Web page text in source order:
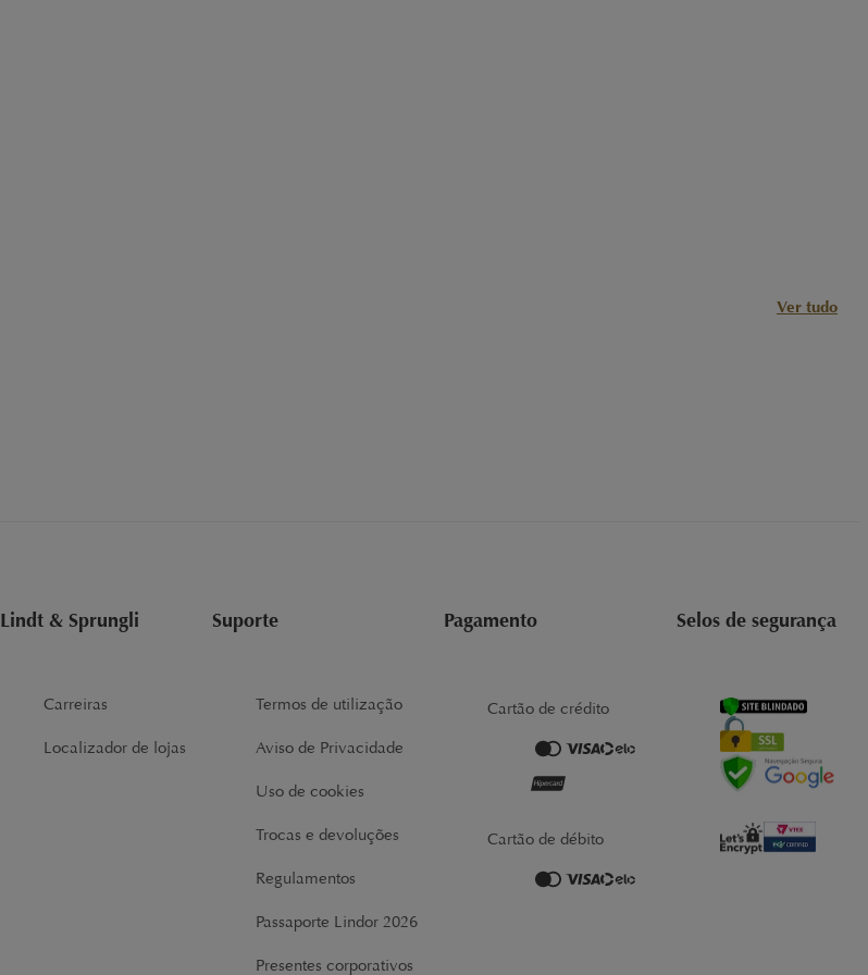
Ver tudo
Lindt & Sprungli
Carreiras
Localizador de lojas
Suporte
Termos de utilização
Aviso de Privacidade
Uso de cookies
Trocas e devoluções
Regulamentos
Passaporte Lindor 2026
Presentes corporativos
Pagamento
Cartão de crédito
Cartão de débito
Selos de segurança